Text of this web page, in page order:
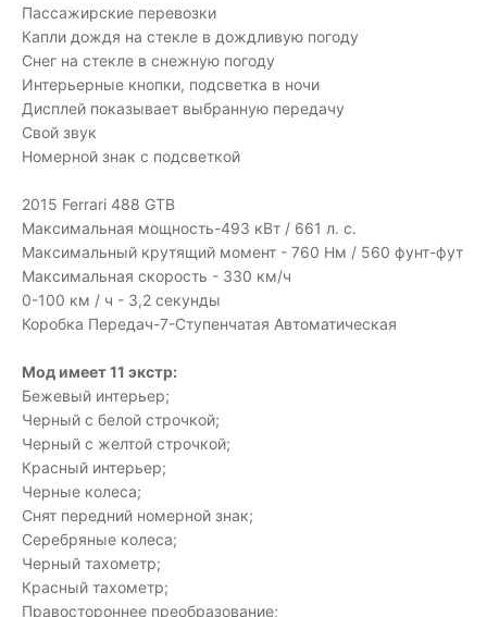
Пассажирские перевозки
Капли дождя на стекле в дождливую погоду
Снег на стекле в снежную погоду
Интерьерные кнопки, подсветка в ночи
Дисплей показывает выбранную передачу
Свой звук
Номерной знак с подсветкой
2015 Ferrari 488 GTB
Максимальная мощность-493 кВт / 661 л. с.
Максимальный крутящий момент - 760 Нм / 560 фунт-фут
Максимальная скорость - 330 км/ч
0-100 км / ч - 3,2 секунды
Коробка Передач-7-Ступенчатая Автоматическая
Мод имеет 11 экстр:
Бежевый интерьер;
Черный с белой строчкой;
Черный с желтой строчкой;
Красный интерьер;
Черные колеса;
Снят передний номерной знак;
Серебряные колеса;
Черный тахометр;
Красный тахометр;
Правостороннее преобразование;